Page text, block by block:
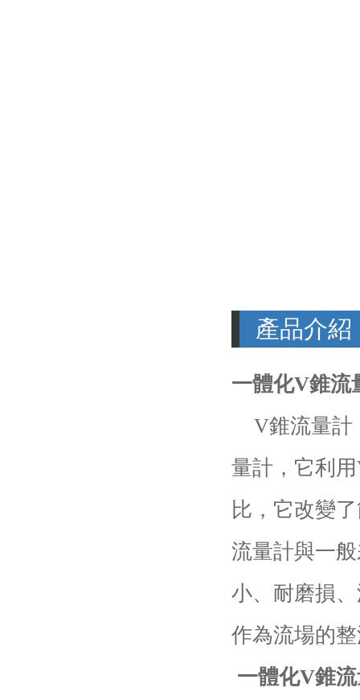
產品介紹
一體化V錐
V錐流量計
量計，它利
比，它改變
流量計與一
小、耐磨損
作為流場的
一體化V錐